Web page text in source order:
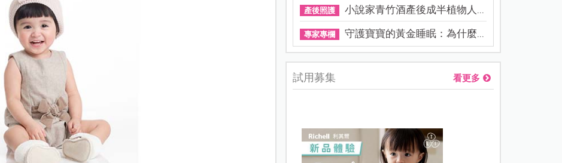
產後照護 小說家青竹酒產後成半植物人...
專家專欄 守護寶寶的黃金睡眠：為什麼...
試用募集 看更多